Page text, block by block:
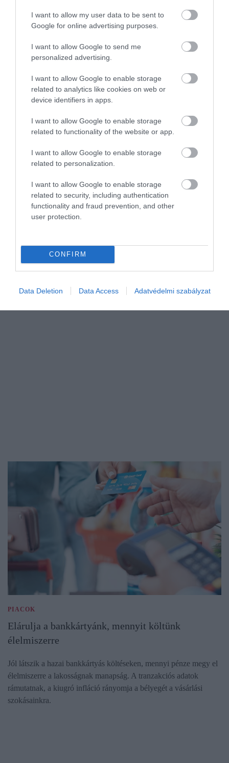
I want to allow my user data to be sent to
Google for online advertising purposes.
I want to allow Google to send me
personalized advertising.
I want to allow Google to enable storage
related to analytics like cookies on web or
device identifiers in apps.
I want to allow Google to enable storage
related to functionality of the website or app.
I want to allow Google to enable storage
related to personalization.
I want to allow Google to enable storage
related to security, including authentication
functionality and fraud prevention, and other
user protection.
CONFIRM
Data Deletion Data Access Adatvédelmi szabályzat
MAKROGAZDASÁG
A K&H az ifjúsági indexfelmérésében a fiatalokat a
megkérdezte. A kutatásból kiderül, sokan legalább 40
PIACOK
Elárulja a bankkártyánk, mennyit költünk
élelmiszerre
Jól látszik a hazai bankkártyás költéseken, mennyi pénze megy el
élelmiszerre a lakosságnak manapság. A tranzakciós adatok
rámutatnak, a kiugró infláció rányomja a bélyegét a vásárlási
szokásainkra.